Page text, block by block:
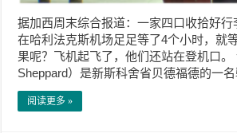
据加西周末综合报道：一家四口收拾好行
在哈利法克斯机场足足等了4个小时，就
果呢？飞机起飞了，他们还站在登机口。
Sheppard）是新斯科舍省贝德福德的一
阅读更多 »